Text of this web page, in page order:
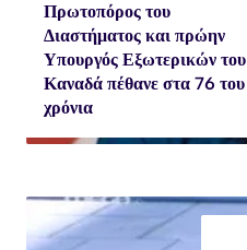
Πρωτοπόρος του
Διαστήματος και πρώην
Υπουργός Εξωτερικών του
Καναδά πέθανε στα 76 του
χρόνια